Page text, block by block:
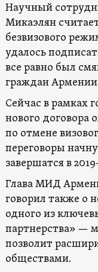
Научный
Микаэлян
безвизового
удалось
все равно был
граждан
Сейчас в рамках
нового договора
по отмене
переговоры
завершатся в
Глава МИД
говорил также о
одного из
партнерства» —
позволит
обществами.